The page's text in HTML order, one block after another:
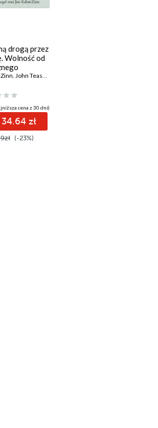
drogą przez
Wolność od
, John Teasdale
cena z 30 dni)
34.64 zł
(-23%)